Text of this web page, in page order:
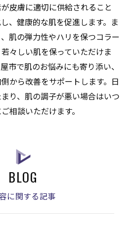
皮膚に適切に供給されること
、健康的な肌を促進します。ま
肌の弾力性やハリを保つコラー
々しい肌を保っていただけま
市で肌のお悩みにも寄り添い、
から改善をサポートします。日
り、肌の調子が悪い場合はいつ
相談いただけます。
BLOG
に関する記事